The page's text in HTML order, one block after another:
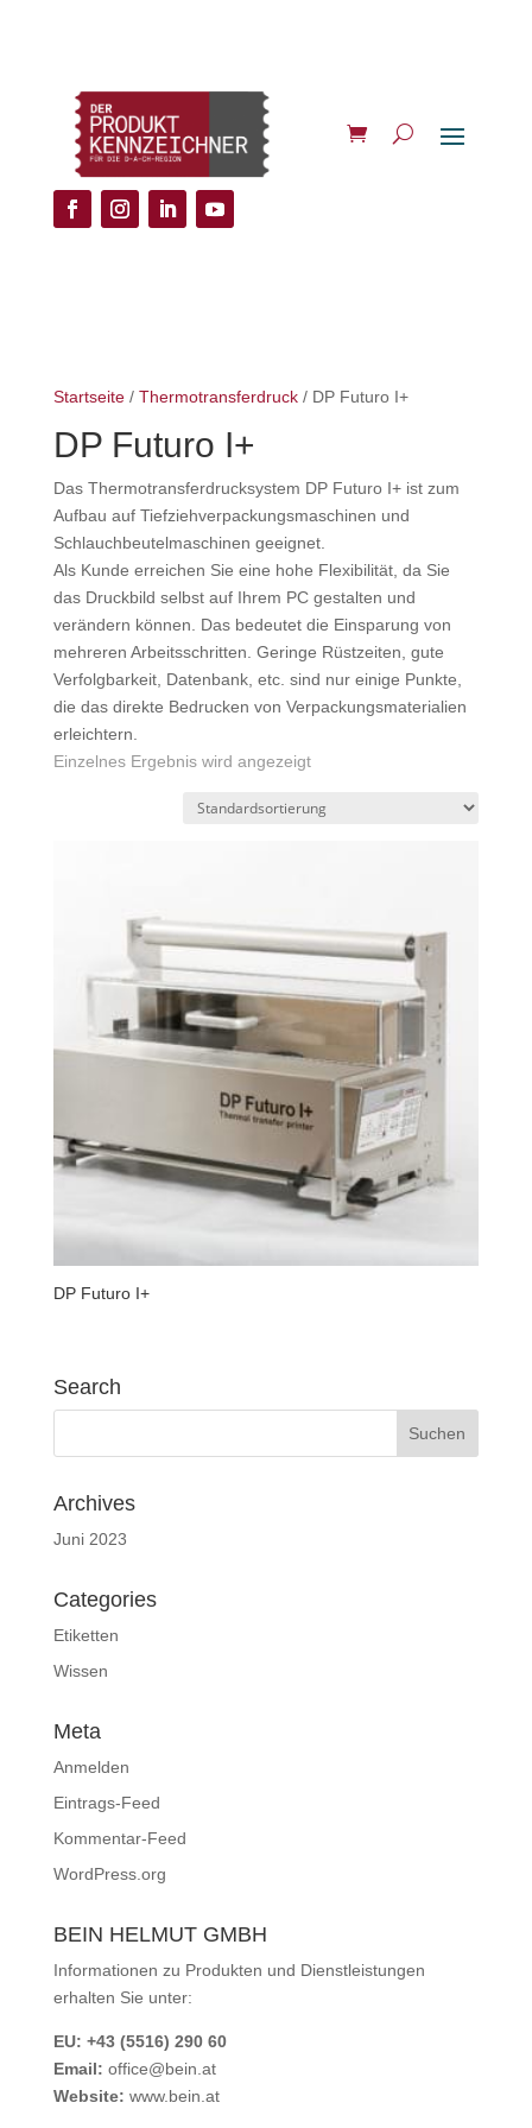
Startseite/ Thermotransferdruck/ DP Futuro I+
DP Futuro I+
Das Thermotransferdrucksystem DP Futuro I+ ist zum
Aufbau auf Tiefziehverpackungsmaschinen und
Schlauchbeutelmaschinen geeignet.
Als Kunde erreichen Sie eine hohe Flexibilität, da Sie
das Druckbild selbst auf Ihrem PC gestalten und
verändern können. Das bedeutet die Einsparung von
mehreren Arbeitsschritten. Geringe Rüstzeiten, gute
Verfolgbarkeit, Datenbank, etc. sind nur einige Punkte,
die das direkte Bedrucken von Verpackungsmaterialien
erleichtern.
Einzelnes Ergebnis wird angezeigt
DP Futuro I+
Search
Archives
Juni 2023
Categories
Etiketten
Wissen
Meta
Anmelden
Eintrags-Feed
Kommentar-Feed
WordPress.org
BEIN HELMUT GMBH
Informationen zu Produkten und Dienstleistungen
erhalten Sie unter:
EU: +43 (5516) 290 60
Email: office@bein.at
Website: www.bein.at